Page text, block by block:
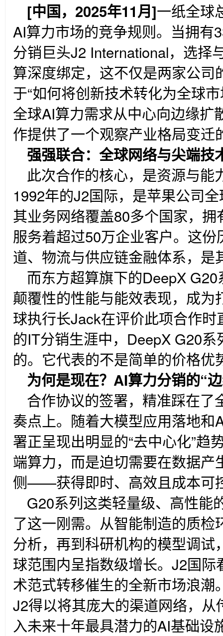
[中国，2025年11月]一纸全球
AI算力市场的竞争规则。当拥有
分销巨头J2 International，选择
算深度绑定，这不仅是两家公司
于“如何将创新技术转化为全球
全球AI算力需求从中心向边缘扩
作提供了一个观察产业格局变迁
强强联合：全球网络与尖端技
此次合作的核心，是资源与能
1992年的J2国际，是苹果公司
其业务网络覆盖80多个国家，
服务着超过50万企业客户。这
道、物流与供应链金融体系，是
而东方超算旗下的DeepX
颠覆性的性能与能效表现，成
球执行长Jack在评价此项合作时
的IT分销生涯中，DeepX G20
的。它代表的不是简单的价格优
为何是现在？AI算力分销的“
合作协议的签署，精准踩在了
奏点上。随着大模型应用落地和
署正呈现出明显的“去中心化”趋
端算力，而是迫切需要在数据
侧——获得即时、高效且成本可
G20系列这类轻量级、高性能
了这一刚需。从智能制造的质
分析，再到科研机构的模型调试
球范围内呈指数级增长。J2国
术范式转移催生的全新市场浪潮
J2得以将其庞大的渠道网络，
入未来十年最具潜力的AI基础设